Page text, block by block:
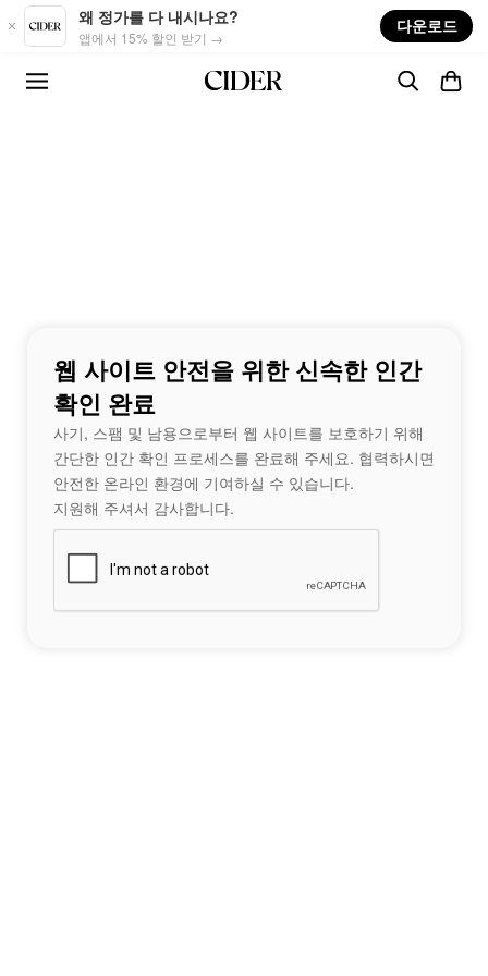
Skip to main content
왜 정가를 다 내시나요?
앱에서 15% 할인 받기 →
다운로드
웹 사이트 안전을 위한 신속한 인간
확인 완료
사기, 스팸 및 남용으로부터 웹 사이트를 보호하기 위해
간단한 인간 확인 프로세스를 완료해 주세요. 협력하시면
안전한 온라인 환경에 기여하실 수 있습니다.
지원해 주셔서 감사합니다.